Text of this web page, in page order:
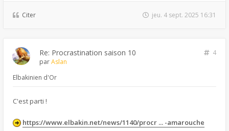
Citer jeu. 4 sept. 2025 16:31
Re: Procrastination saison 10
4
parAslan
Elbakinien d'Or
C'est parti !
https://www.elbakin.net/news/1140/procr ... -amarouche